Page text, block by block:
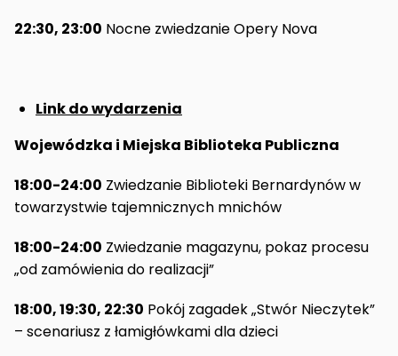
22:30, 23:00 Nocne zwiedzanie Opery Nova
Link do wydarzenia
Wojewódzka i Miejska Biblioteka Publiczna
18:00-24:00 Zwiedzanie Biblioteki Bernardynów w
towarzystwie tajemnicznych mnichów
18:00-24:00 Zwiedzanie magazynu, pokaz procesu
„od zamówienia do realizacji”
18:00, 19:30, 22:30 Pokój zagadek „Stwór Nieczytek”
– scenariusz z łamigłówkami dla dzieci